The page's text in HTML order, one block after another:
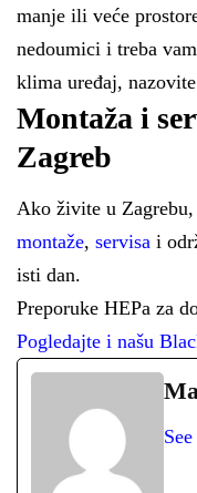
manje ili veće
nedoumici i treba
klima uređaj,
Montaža i
Zagreb
Ako živite u Zagrebu,
montaže, servisa i
isti dan.
Preporuke HEPa za
Pogledajte i našu